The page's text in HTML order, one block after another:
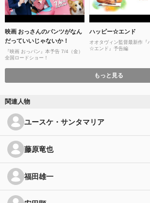
映画 おっさんのパンツがなん
だっていいじゃないか！
『映画 おっパン』本予告 7/4（金）
全国ロードショー！
ハッピー☆エンド
オオタヴィン監督最新作『
☆エンド』予告編
もっと見る
関連人物
ユースケ・サンタマリア
藤原竜也
福田雄一